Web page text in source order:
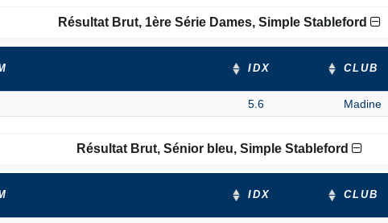
Résultat Brut, 1ère Série Dames, Simple Stableford
IDX CLUB
5.6 Madine
Résultat Brut, Sénior bleu, Simple Stableford
IDX CLUB